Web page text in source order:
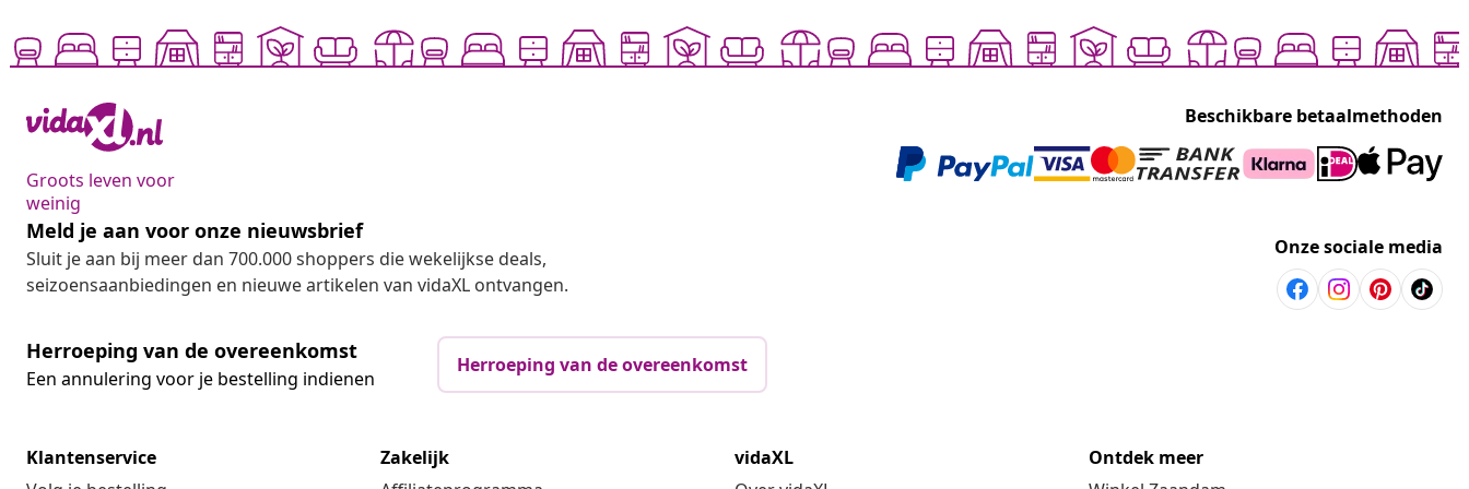
Groots leven voor
weinig
Beschikbare betaalmethoden
Meld je aan voor onze nieuwsbrief
Sluit je aan bij meer dan 700.000 shoppers die wekelijkse deals,
seizoensaanbiedingen en nieuwe artikelen van vidaXL ontvangen.
Onze sociale media
Herroeping van de overeenkomst
Een annulering voor je bestelling indienen
Herroeping van de overeenkomst
Klantenservice
Zakelijk
vidaXL
Ontdek meer